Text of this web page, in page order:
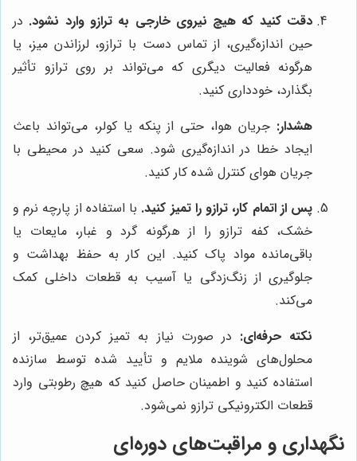
دقت کنید که هیچ نیروی خارجی به ترازو وارد نشود. در
حین اندازه‌گیری، از تماس دست با ترازو، لرزاندن میز، یا
هرگونه فعالیت دیگری که می‌تواند بر روی ترازو تأثیر
بگذارد، خودداری کنید.
هشدار: جریان هوا، حتی از پنکه یا کولر، می‌تواند باعث
ایجاد خطا در اندازه‌گیری شود. سعی کنید در محیطی با
جریان هوای کنترل شده کار کنید.
پس از اتمام کار، ترازو را تمیز کنید. با استفاده از پارچه نرم و
خشک، کفه ترازو را از هرگونه گرد و غبار، مایعات یا
باقی‌مانده مواد پاک کنید. این کار به حفظ بهداشت و
جلوگیری از زنگ‌زدگی یا آسیب به قطعات داخلی کمک
می‌کند.
نکته حرفه‌ای: در صورت نیاز به تمیز کردن عمیق‌تر، از
محلول‌های شوینده ملایم و تأیید شده توسط سازنده
استفاده کنید و اطمینان حاصل کنید که هیچ رطوبتی وارد
قطعات الکترونیکی ترازو نمی‌شود.
نگهداری و مراقبت‌های دوره‌ای